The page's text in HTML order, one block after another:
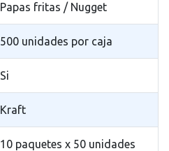
Papas fritas / Nugget
500 unidades por caja
Si
Kraft
10 paquetes x 50 unidades